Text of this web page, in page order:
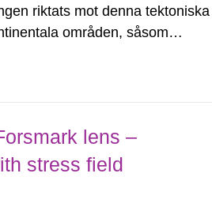
riktats mot denna tektoniska
områden, såsom
lens –
stress field